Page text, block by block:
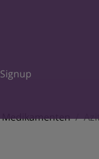
Signup
Medikamenten